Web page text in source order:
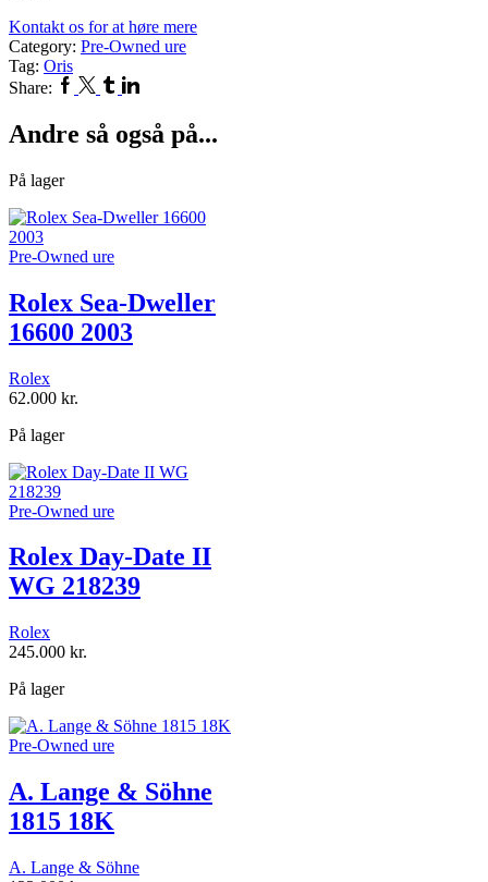
Kontakt os for at høre mere
Category: Pre-Owned ure
Tag: Oris
Share: Facebook
Twitter
TumblrLinkedin
Andre så også på...
På lager
Pre-Owned ure
Rolex Sea-Dweller
16600 2003
Rolex
62.000 kr.
På lager
Pre-Owned ure
Rolex Day-Date II
WG 218239
Rolex
245.000 kr.
På lager
Pre-Owned ure
A. Lange & Söhne
1815 18K
A. Lange & Söhne